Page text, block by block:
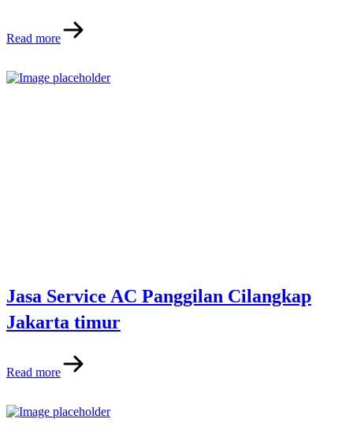
Read more
Jasa Service AC Panggilan Cilangkap
Jakarta timur
Read more